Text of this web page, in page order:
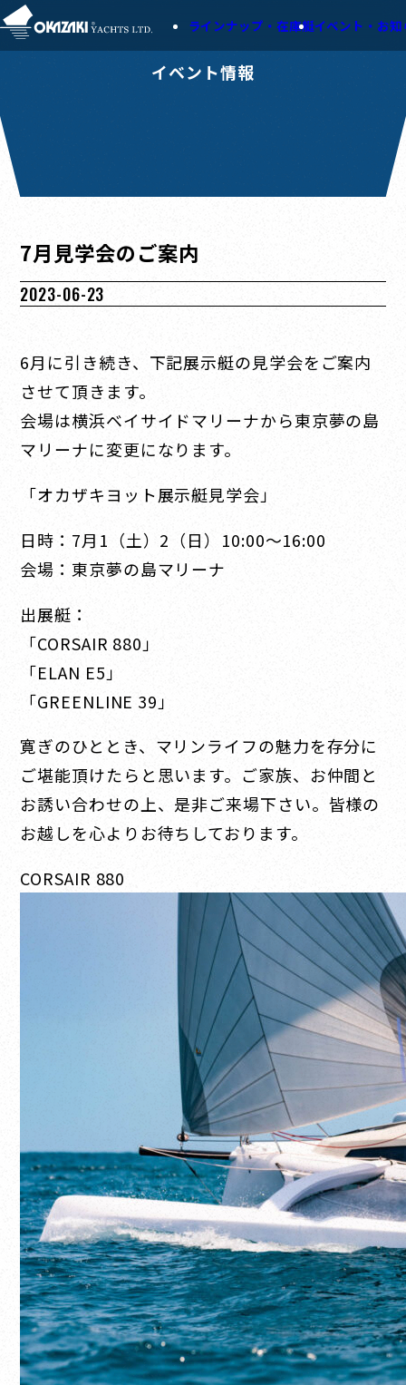
ラインナップ・在庫艇イベント・お知
イベント情報
7月見学会のご案内
2023-06-23
6月に引き続き、下記展示艇の見学会をご案内
させて頂きます。
会場は横浜ベイサイドマリーナから東京夢の島
マリーナに変更になります。
「オカザキヨット展示艇見学会」
日時：7月1（土）2（日）10:00～16:00
会場：東京夢の島マリーナ
出展艇：
「CORSAIR 880」
「ELAN E5」
「GREENLINE 39」
寛ぎのひととき、マリンライフの魅力を存分に
ご堪能頂けたらと思います。ご家族、お仲間と
お誘い合わせの上、是非ご来場下さい。皆様の
お越しを心よりお待ちしております。
CORSAIR 880